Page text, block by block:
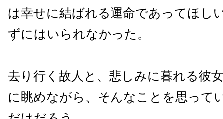
は幸せに結ばれる運命であってほし
ずにはいられなかった。
去り行く故人と、悲しみに暮れる彼
に眺めながら、そんなことを思って